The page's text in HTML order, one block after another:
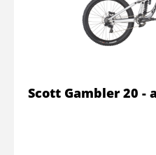
Scott Gambler 20 -